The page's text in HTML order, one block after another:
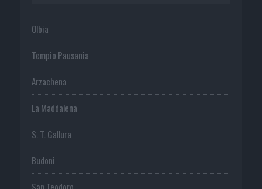
Olbia
Tempio Pausania
Arzachena
La Maddalena
S. T. Gallura
Budoni